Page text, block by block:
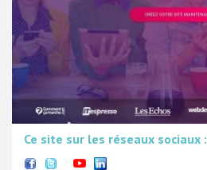
Ce site sur les réseaux sociaux :